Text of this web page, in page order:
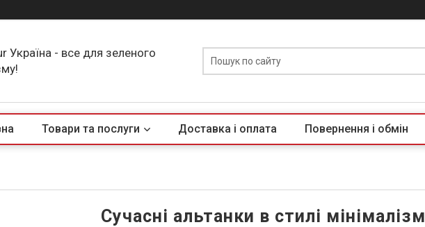
Україна - все для зеленого
Товари та послуги Доставка і оплата Повернення і обмін
Сучасні альтанки в стилі мінімалізм